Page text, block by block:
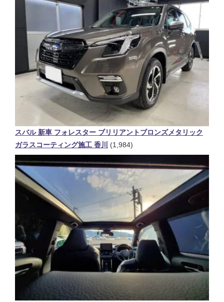
スバル 新車 フォレスター ブリリアントブロンズメタリック
ガラスコーティング施工 香川
(1,984)